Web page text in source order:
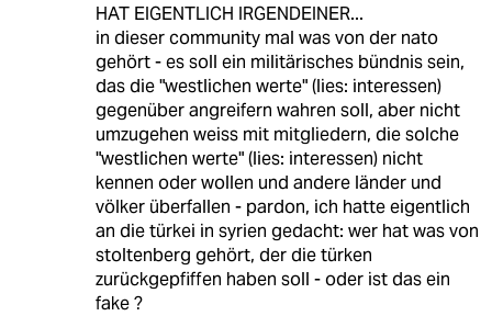
HAT EIGENTLICH IRGENDEINER...
in dieser community mal was von der nato
gehört - es soll ein militärisches bündnis sein,
das die "westlichen werte" (lies: interessen)
gegenüber angreifern wahren soll, aber nicht
umzugehen weiss mit mitgliedern, die solche
"westlichen werte" (lies: interessen) nicht
kennen oder wollen und andere länder und
völker überfallen - pardon, ich hatte eigentlich
an die türkei in syrien gedacht: wer hat was von
stoltenberg gehört, der die türken
zurückgepfiffen haben soll - oder ist das ein
fake ?